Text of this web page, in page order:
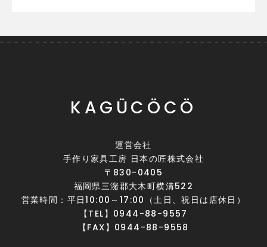
KAGÜCÖCÖ
運営会社
手作り家具工房 日本の匠株式会社
〒830-0405
福岡県三潴郡大木町横溝522
営業時間：平日10:00～17:00（土日、祝日は店休日）
【TEL】0944-88-9557
【FAX】0944-88-9558